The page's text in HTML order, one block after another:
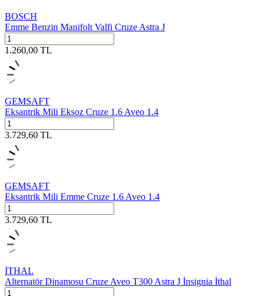
BOSCH
Emme Benzin Manifolt Valfi Cruze Astra J
1.260,00 TL
GEMSAFT
Eksantrik Mili Eksoz Cruze 1.6 Aveo 1.4
3.729,60 TL
GEMSAFT
Eksantrik Mili Emme Cruze 1.6 Aveo 1.4
3.729,60 TL
İTHAL
Alternatör Dinamosu Cruze Aveo T300 Astra J İnsignia İthal